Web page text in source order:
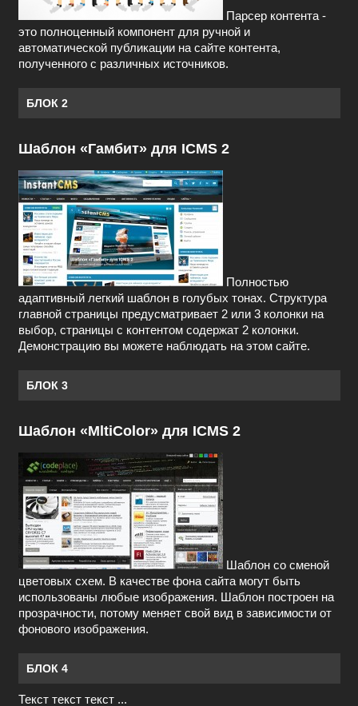
Парсер контента -
это полноценный компонент для ручной и
автоматической публикации на сайте контента,
полученного с различных источников.
БЛОК 2
Шаблон «Гамбит» для ICMS 2
Полностью
адаптивный легкий шаблон в голубых тонах. Структура
главной страницы предусматривает 2 или 3 колонки на
выбор, страницы с контентом содержат 2 колонки.
Демонстрацию вы можете наблюдать на этом сайте.
БЛОК 3
Шаблон «MltiColor» для ICMS 2
Шаблон со сменой
цветовых схем. В качестве фона сайта могут быть
использованы любые изображения. Шаблон построен на
прозрачности, потому меняет свой вид в зависимости от
фонового изображения.
БЛОК 4
Текст текст текст ...